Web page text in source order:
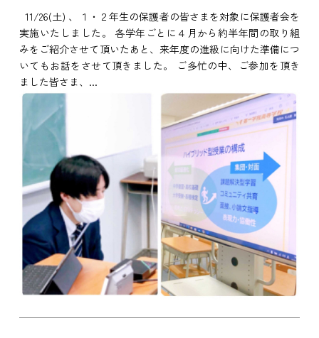
11/26(土) 、１・２年生の保護者の皆さまを対象に保護者会を
実施いたしました。 各学年ごとに４月から約半年間の取り組
みをご紹介させて頂いたあと、来年度の進級に向けた準備につ
いてもお話をさせて頂きました。 ご多忙の中、ご参加を頂き
ました皆さま、...